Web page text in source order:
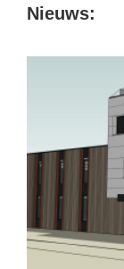
Nieuws: